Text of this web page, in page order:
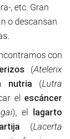
, etc. Gran
o descansan
con
erizos (Atelerix
nutria (Lutra
el escáncer
), el
lagarto
(Lacerta